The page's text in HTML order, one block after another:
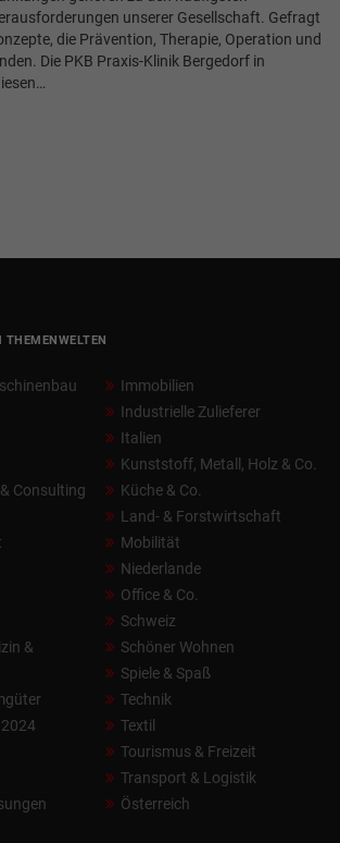
unserer Gesellschaft. Gefragt
die Prävention, Therapie, Operation und
Die PKB Praxis-Klinik Bergedorf in
Consulting
&
Immobilien
Industrielle Zulieferer
Italien
Kunststoff, Metall, Holz & Co.
Küche & Co.
Land- & Forstwirtschaft
Mobilität
Niederlande
Office & Co.
Schweiz
Schöner Wohnen
Spiele & Spaß
Technik
Textil
Tourismus & Freizeit
Transport & Logistik
Österreich